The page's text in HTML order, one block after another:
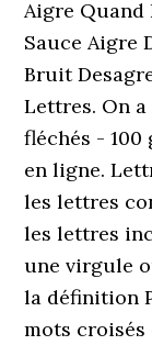
Aigre Quand
Sauce Aigre
Bruit
Lettres. On
fléchés -
en ligne.
les lettres
les lettres
une virgule
la définition
mots croisés